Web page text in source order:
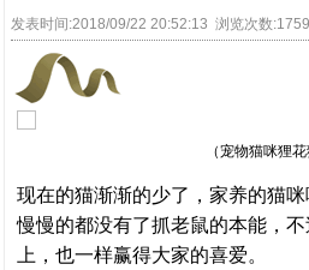
发表时间:2018/09/22 20:52:13 浏览次数:1759
（宠物猫咪狸花
现在的猫渐渐的少了，家养的猫
慢慢的都没有了抓老鼠的本能，
上，也一样赢得大家的喜爱。